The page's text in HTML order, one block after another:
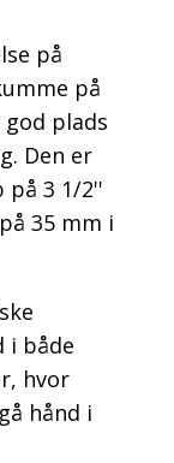
på
på
god plads
Den er
3 1/2''
35 mm i
i både
hvor
hånd i